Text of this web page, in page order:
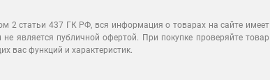
2 статьи 437 ГК РФ, вся информация о товарах на сайте имеет
является публичной офертой. При покупке проверяйте товар
вас функций и характеристик.